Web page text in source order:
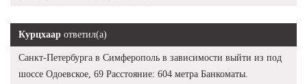
Курцхаар ответил(а)
Санкт-Петербурга в Симферополь в зависимости выйти из под
шоссе Одоевское, 69 Расстояние: 604 метра Банкоматы.